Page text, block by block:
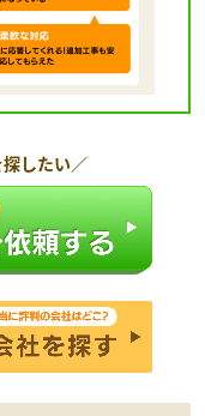
したい／